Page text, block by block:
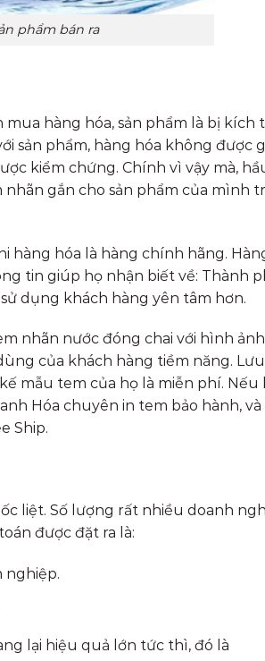
phẩm bán ra
hàng hóa, sản phẩm là bị kích
sản phẩm, hàng hóa không được
kiểm chứng. Chính vì vậy mà,
gắn cho sản phẩm của mình
hàng hóa là hàng chính hãng.
tin giúp họ nhận biết về: Thành
dụng khách hàng yên tâm hơn.
nhãn nước đóng chai với hình
của khách hàng tiềm năng.
mẫu tem của họ là miễn phí. Nếu
Hóa chuyên in tem bảo hành, và
Ship.
liệt. Số lượng rất nhiều doanh
được đặt ra là:
nghiệp.
lại hiệu quả lớn tức thì, đó là